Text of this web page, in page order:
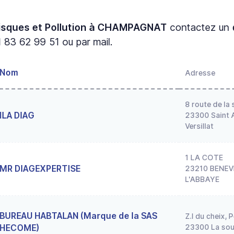
et Pollution à CHAMPAGNAT contactez un
83 62 99 51 ou par mail.
Nom Adresse
ILA DIAG
8 route de la
23300 Saint
Versillat
MR DIAGEXPERTISE
1 LA COTE
23210
L'ABBAYE
BUREAU HABTALAN (Marque de la SAS
HECOME)
Z.I du cheix,
23300 La